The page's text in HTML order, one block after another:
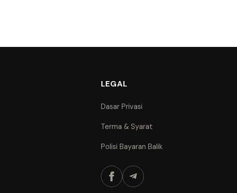
LEGAL
Dasar Privasi
Terma & Syarat
Polisi Bayaran Balik